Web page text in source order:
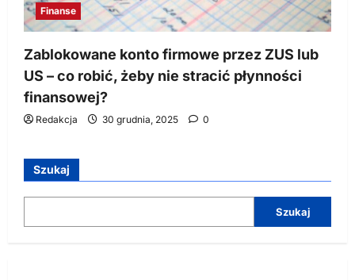
Finanse
Zablokowane konto firmowe przez ZUS lub
US – co robić, żeby nie stracić płynności
finansowej?
Redakcja 30 grudnia, 2025 0
Szukaj
Szukaj